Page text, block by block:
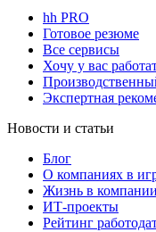
hh PRO
Готовое резюме
Все сервисы
Хочу у вас
Экспертная
Новости и статьи
Блог
О компаниях в
Жизнь в компании
ИТ-проекты
Рейтинг